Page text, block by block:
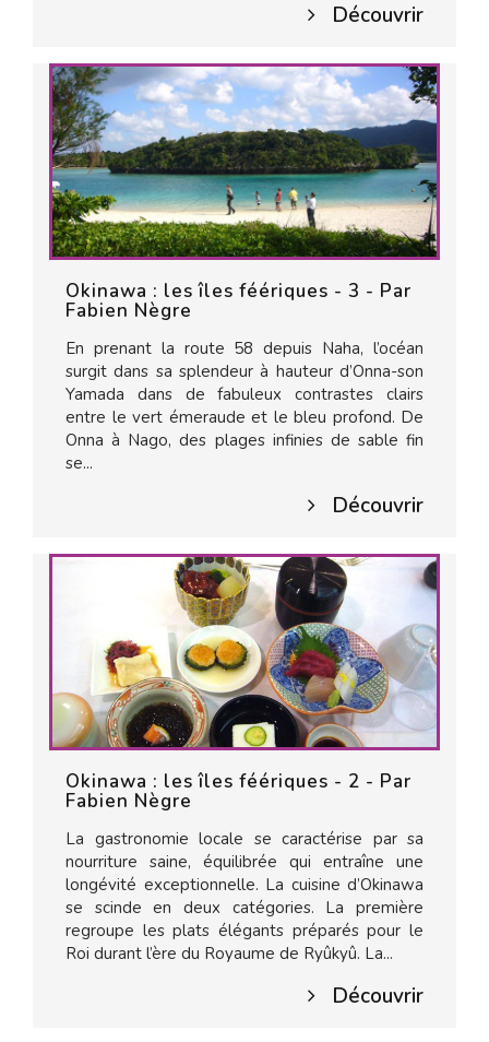
Découvrir
Okinawa : les îles féériques - 3 - Par
Fabien Nègre
En prenant la route 58 depuis Naha, l’océan
surgit dans sa splendeur à hauteur d’Onna-son
Yamada dans de fabuleux contrastes clairs
entre le vert émeraude et le bleu profond. De
Onna à Nago, des plages infinies de sable fin
se...
Découvrir
Okinawa : les îles féériques - 2 - Par
Fabien Nègre
La gastronomie locale se caractérise par sa
nourriture saine, équilibrée qui entraîne une
longévité exceptionnelle. La cuisine d’Okinawa
se scinde en deux catégories. La première
regroupe les plats élégants préparés pour le
Roi durant l’ère du Royaume de Ryûkyû. La...
Découvrir